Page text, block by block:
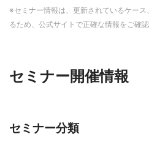
※セミナー情報は、更新されているケー
るため、公式サイトで正確な情報をご確認
セミナー開催情報
セミナー分類